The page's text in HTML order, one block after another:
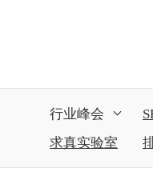
行业峰会
求真实验室